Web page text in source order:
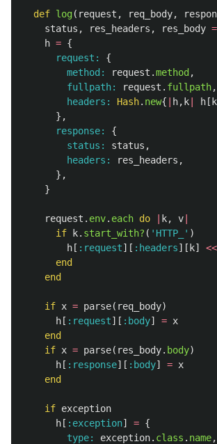
def log( request , req_body,
status , res_headers , res_body =
h = {
request: {
method:
request .method ,
fullpath:
request . fullpath,
headers: Hash. new{ h, k h [ k
},
response: {
status: status ,
headers:
res_headers ,
},
}
request . env. each do k, v
if
k. start_with? ( 'HTTP_' )
h [ :request][ :headers][ k] <<
end
end
if x = parse( req_body)
h [ :request][ :body] = x
end
if x = parse( res_body. body)
h [ :response][ :body] = x
end
if exception
h [ :exception] = {
type: exception. class . name,